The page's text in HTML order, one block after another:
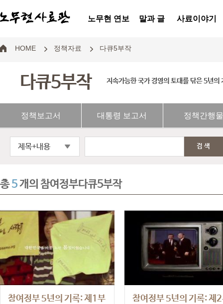
노무현 연보 말과 글 사료이야기
HOME 정책자료 다큐5부작
다큐5부작 지속가능한 국가 경영의 토대를 닦은 5년의
정책보고서 대통령 보고서 정책간행물
제목+내용 검색
총5개의 참여정부다큐5부작
참여정부 5년의 기록: 제1부
참여정부 5년의 기록: 제